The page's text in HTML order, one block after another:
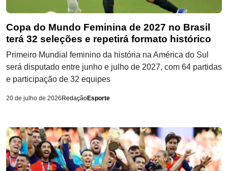
Copa do Mundo Feminina de 2027 no Brasil
terá 32 seleções e repetirá formato histórico
Primeiro Mundial feminino da história na América do Sul
será disputado entre junho e julho de 2027, com 64 partidas
e participação de 32 equipes
20 de julho de 2026 RedaçãoEsporte